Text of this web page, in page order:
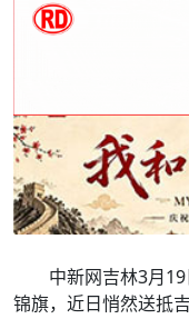
中新网吉林3月
锦旗，近日悄然送抵